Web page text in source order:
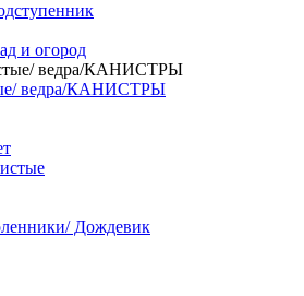
и огород
ведра/КАНИСТРЫ
Дождевик